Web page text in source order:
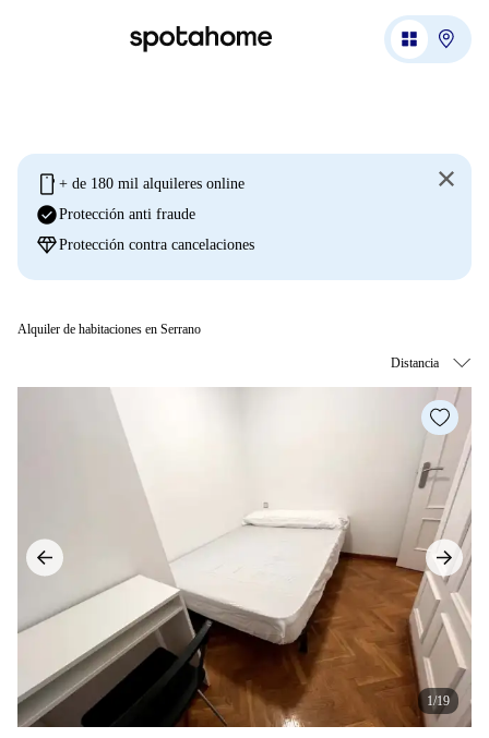
mobile + de 180 mil alquileres online
check_circleProtección anti fraude
diamondProtección contra cancelaciones
Alquiler de habitaciones en Serrano
1/19